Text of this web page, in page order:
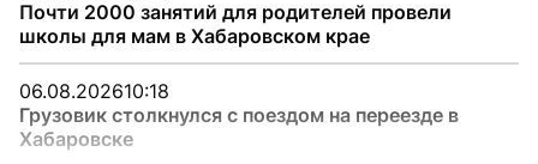
Почти 2000 занятий для родителей провели
школы для мам в Хабаровском крае
06.08.202610:18
Грузовик столкнулся с поездом на переезде в
Хабаровске